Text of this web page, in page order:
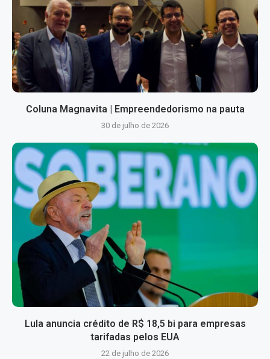
Coluna Magnavita | Empreendedorismo na pauta
30 de julho de 2026
Lula anuncia crédito de R$ 18,5 bi para empresas
tarifadas pelos EUA
22 de julho de 2026